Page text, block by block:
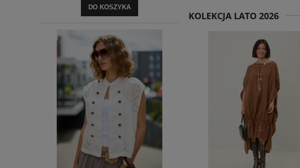
DO KOSZYKA
KOLEKCJA LATO 2026